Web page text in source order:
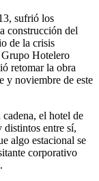
sufrió los
construcción del
de la crisis
Grupo Hotelero
retomar la obra
y noviembre de este
el hotel de
distintos entre sí,
algo estacional se
corporativo